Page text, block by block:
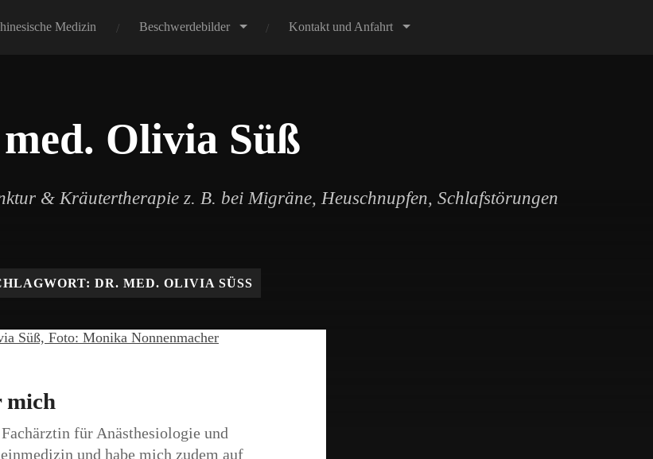
Medizin Beschwerdebilder Kontakt und Anfahrt
Olivia Süß
& Kräutertherapie z. B. bei Migräne, Heuschnupfen, Schlafstörungen
DR. MED. OLIVIA SÜSS
mich
für Anästhesiologie und
und habe mich zudem auf